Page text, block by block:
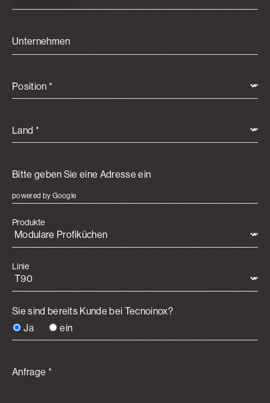
Unternehmen
Position *
Land *
powered by Google
Produkte
Linie
Sie sind bereits Kunde bei Tecnoinox?
Ja
ein
Anfrage *